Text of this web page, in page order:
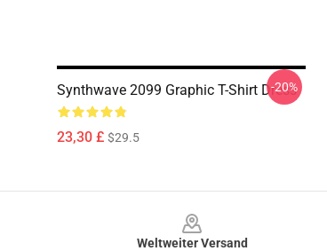
Synthwave 2099 Graphic T-Shirt Dress
23,30 £ $29.5
-20%
Weltweiter Versand